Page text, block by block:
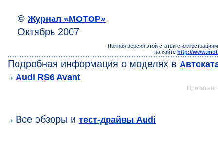
© Журнал «МОТОР»
Октябрь 2007
Полная версия этой статьи с
на сайте http://
Подробная информация о моделях в
Audi RS6 Avant
Все обзоры и тест-драйвы Audi